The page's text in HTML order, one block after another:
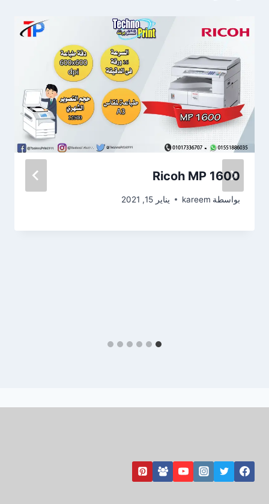
Ricoh MP 1600
بواسطة kareem يناير 15, 2021